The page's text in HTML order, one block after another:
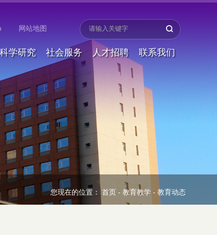
网站地图
科学研究 社会服务 人才招聘 联系我们
您现在的位置：首页 - 教育教学 - 教育动态